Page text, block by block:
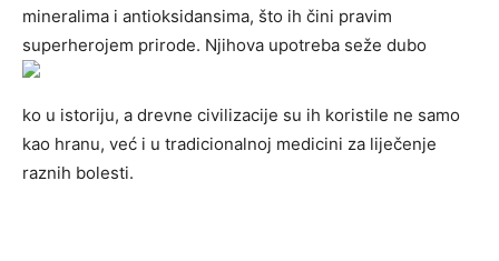
mineralima i antioksidansima, što ih čini pravim
superherojem prirode. Njihova upotreba seže dubo
ko u istoriju, a drevne civilizacije su ih koristile ne samo
kao hranu, već i u tradicionalnoj medicini za liječenje
raznih bolesti.